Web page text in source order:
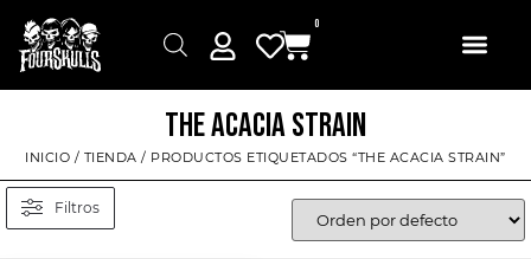
0
THE ACACIA STRAIN
INICIO / TIENDA / PRODUCTOS ETIQUETADOS “THE ACACIA STRAIN”
Filtros